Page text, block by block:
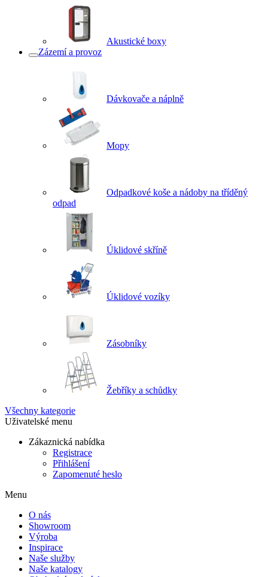
Akustické boxy
Zázemí a provoz
Dávkovače a náplně
Mopy
Odpadkové koše a nádoby na tříděný
odpad
Úklidové skříně
Úklidové vozíky
Zásobníky
Žebříky a schůdky
Všechny kategorie
Uživatelské menu
Zákaznická nabídka
Registrace
Přihlášení
Zapomenuté heslo
Menu
O nás
Showroom
Výroba
Inspirace
Naše služby
Naše katalogy